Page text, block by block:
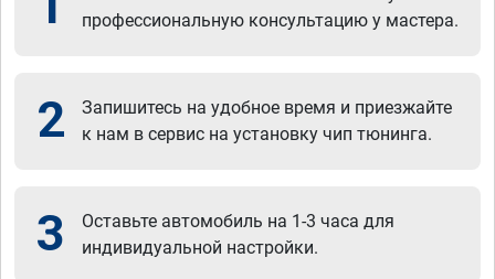
профессиональную консультацию у мастера.
2
Запишитесь на удобное время и приезжайте
к нам в сервис на установку чип тюнинга.
3
Оставьте автомобиль на 1-3 часа для
индивидуальной настройки.